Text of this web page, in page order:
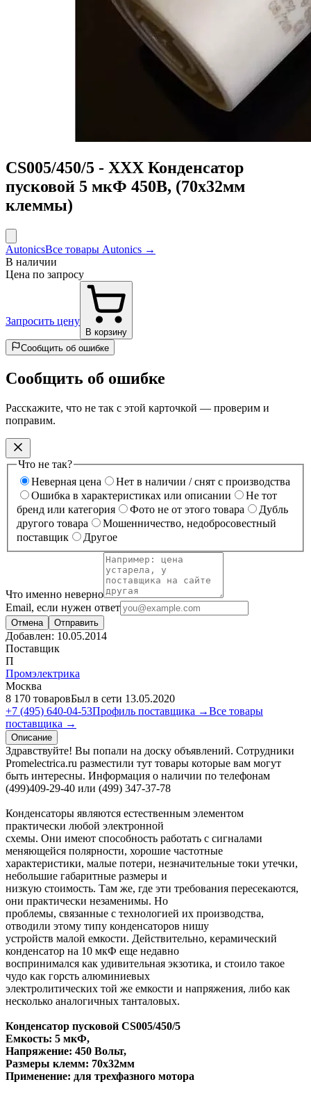
CS005/450/5 - ХХХ Конденсатор
пусковой 5 мкФ 450В, (70х32мм
клеммы)
AutonicsВсе товары Autonics →
В наличии
Цена по запросу
Запросить цену
В корзину
Сообщить об ошибке
Сообщить об ошибке
Расскажите, что не так с этой карточкой — проверим и
поправим.
Что не так?
Неверная цена
Нет в наличии / снят с производства
Ошибка в характеристиках или описании
Не тот
бренд или категория
Фото не от этого товара
Дубль
другого товара
Мошенничество, недобросовестный
поставщик
Другое
Что именно неверно
Email, если нужен ответ
Отмена Отправить
Добавлен: 10.05.2014
Поставщик
П
Промэлектрика
Москва
8 170 товаровБыл в сети 13.05.2020
+7 (495) 640-04-53Профиль поставщика →Все товары
поставщика →
Описание
Здравствуйте! Вы попали на доску объявлений. Сотрудники
Promelectrica.ru разместили тут товары которые вам могут
быть интересны. Информация о наличии по телефонам
(499)409-29-40 или (499) 347-37-78
Конденсаторы являются естественным элементом
практически любой электронной
схемы. Они имеют способность работать с сигналами
меняющейся полярности, хорошие частотные
характеристики, малые потери, незначительные токи утечки,
небольшие габаритные размеры и
низкую стоимость. Там же, где эти требования пересекаются,
они практически незаменимы. Но
проблемы, связанные с технологией их производства,
отводили этому типу конденсаторов нишу
устройств малой емкости. Действительно, керамический
конденсатор на 10 мкФ еще недавно
воспринимался как удивительная экзотика, и стоило такое
чудо как горсть алюминиевых
электролитических той же емкости и напряжения, либо как
несколько аналогичных танталовых.
Конденсатор пусковой CS005/450/5
Емкость: 5 мкФ,
Напряжение: 450 Вольт,
Размеры клемм: 70х32мм
Применение: для трехфазного мотора